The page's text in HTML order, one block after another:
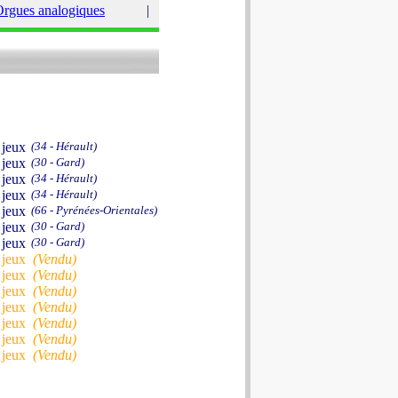
analogiques |
(34 - Hérault)
(30 - Gard)
(34 - Hérault)
(34 - Hérault)
(66 - Pyrénées-Orientales)
(30 - Gard)
(30 - Gard)
(Vendu)
(Vendu)
(Vendu)
(Vendu)
(Vendu)
(Vendu)
(Vendu)